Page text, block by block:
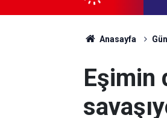
Anasayfa
Eşimin